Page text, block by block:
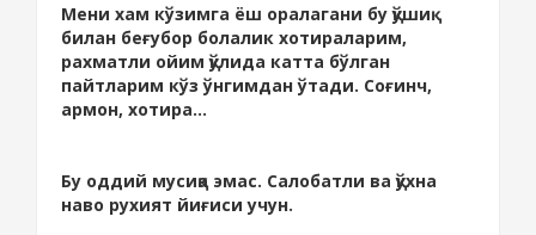
Мени хам кўзимга ёш оралагани бу қўшиқ
билан беғубор болалик хотираларим,
рахматли ойим қўлида катта бўлган
пайтларим кўз ўнгимдан ўтади. Соғинч,
армон, хотира...
Бу оддий мусиқа эмас. Салобатли ва қўхна
наво рухият йиғиси учун.